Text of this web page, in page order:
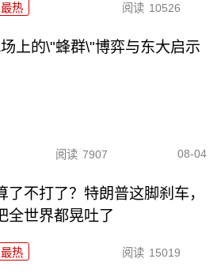
最热 阅读 10526
上的\"蜂群\"博弈与东大启示
阅读 7907 08-04
了不打了？特朗普这脚刹车，
全世界都晃吐了
最热 阅读 15019